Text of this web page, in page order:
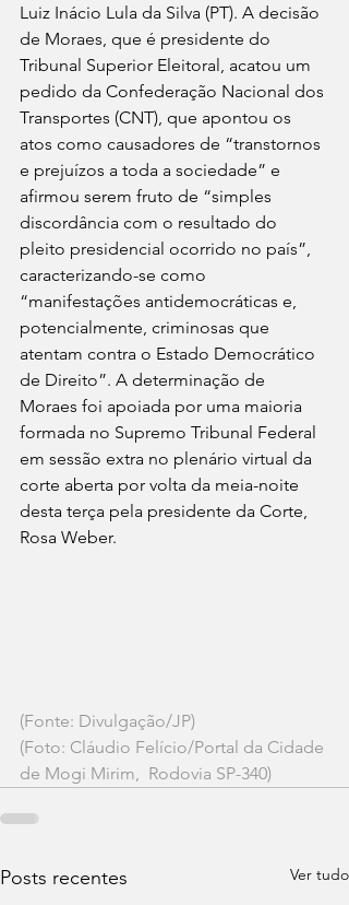
Luiz Inácio Lula da Silva (PT). A decisão
de Moraes, que é presidente do
Tribunal Superior Eleitoral, acatou um
pedido da Confederação Nacional dos
Transportes (CNT), que apontou os
atos como causadores de “transtornos
e prejuízos a toda a sociedade” e
afirmou serem fruto de “simples
discordância com o resultado do
pleito presidencial ocorrido no país”,
caracterizando-se como
“manifestações antidemocráticas e,
potencialmente, criminosas que
atentam contra o Estado Democrático
de Direito”. A determinação de
Moraes foi apoiada por uma maioria
formada no Supremo Tribunal Federal
em sessão extra no plenário virtual da
corte aberta por volta da meia-noite
desta terça pela presidente da Corte,
Rosa Weber.
(Fonte: Divulgação/JP)
(Foto: Cláudio Felício/Portal da Cidade
de Mogi Mirim,  Rodovia SP-340)
Posts recentes Ver tudo